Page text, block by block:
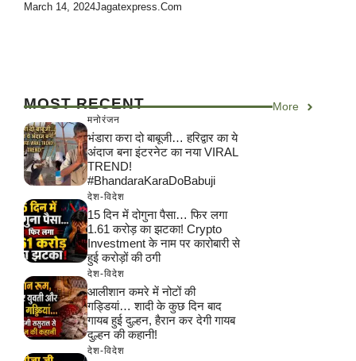
March 14, 2024Jagatexpress.com
MOST RECENT More
मनोरंजन
भंडारा करा दो बाबूजी… हरिद्वार का ये
अंदाज बना इंटरनेट का नया VIRAL
TREND!
#BhandaraKaraDoBabuji
देश-विदेश
15 दिन में दोगुना पैसा… फिर लगा
1.61 करोड़ का झटका! Crypto
Investment के नाम पर कारोबारी से
हुई करोड़ों की ठगी
देश-विदेश
आलीशान कमरे में नोटों की
गड्डियां… शादी के कुछ दिन बाद
गायब हुई दुल्हन, हैरान कर देगी गायब
दुल्हन की कहानी!
देश-विदेश